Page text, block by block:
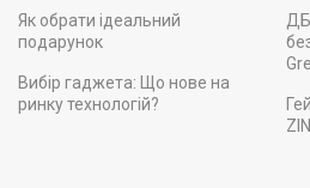
Як обрати ідеальний
подарунок
Вибір гаджета: Що нове на
ринку технологій?